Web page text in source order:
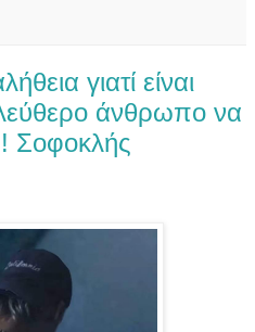
γιατί είναι
άνθρωπο να
Σοφοκλής